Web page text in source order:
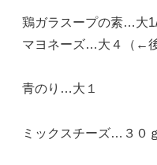
鶏ガラスープの素…大
マヨネーズ…大４（←後
青のり…大１
ミックスチーズ…３０ｇ